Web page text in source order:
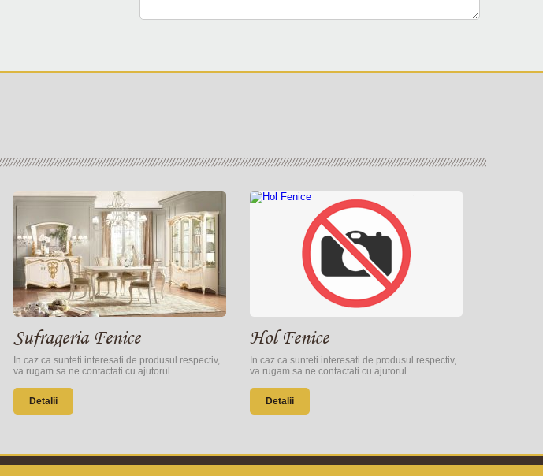
Sufrageria Fenice
In caz ca sunteti interesati de produsul respectiv,
va rugam sa ne contactati cu ajutorul ...
Detalii
Hol Fenice
In caz ca sunteti interesati de produsul respectiv,
va rugam sa ne contactati cu ajutorul ...
Detalii